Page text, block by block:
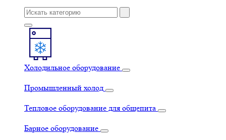
Холодильное оборудование
Промышленный холод
Тепловое оборудование для общепита
Барное оборудование